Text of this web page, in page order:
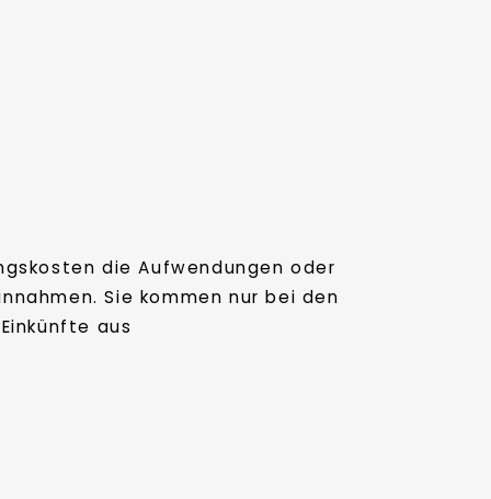
die Aufwendungen oder
Sie kommen nur bei den
aus